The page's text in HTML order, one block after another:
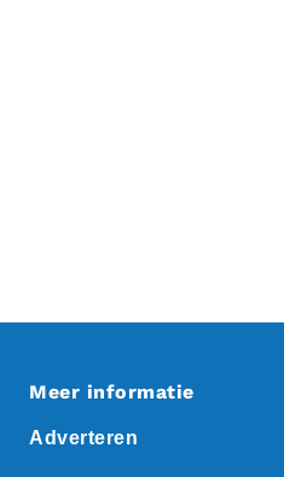
Meer informatie
Adverteren